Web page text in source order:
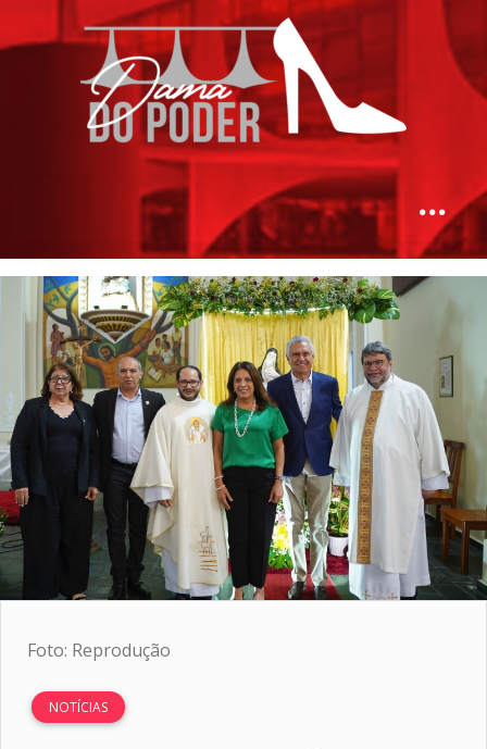
Foto: Reprodução
NOTÍCIAS